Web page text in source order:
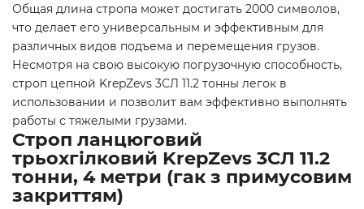
Общая длина стропа может достигать 2000 символов,
что делает его универсальным и эффективным для
различных видов подъема и перемещения грузов.
Несмотря на свою высокую погрузочную способность,
строп цепной KrepZevs 3СЛ 11.2 тонны легок в
использовании и позволит вам эффективно выполнять
работы с тяжелыми грузами.
Строп ланцюговий
трьохгілковий KrepZevs 3СЛ 11.2
тонни, 4 метри (гак з примусовим
закриттям)